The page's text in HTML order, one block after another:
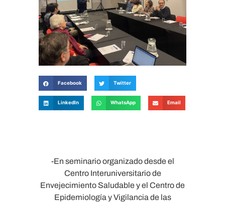
Facebook Twitter
LinkedIn WhatsApp Email
-En seminario organizado desde el
Centro Interuniversitario de
Envejecimiento Saludable y el Centro de
Epidemiología y Vigilancia de las